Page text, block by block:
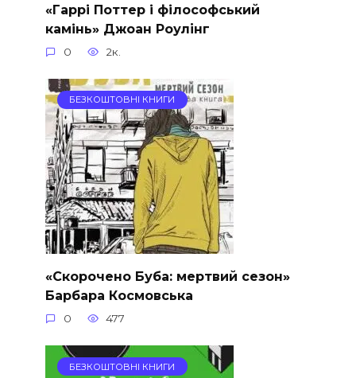
«Гаррi Поттер i фiлософський
камiнь» Джоан Роулінг
0 2к.
БЕЗКОШТОВНІ КНИГИ
«Скорочено Буба: мертвий сезон»
Барбара Космовська
0 477
БЕЗКОШТОВНІ КНИГИ